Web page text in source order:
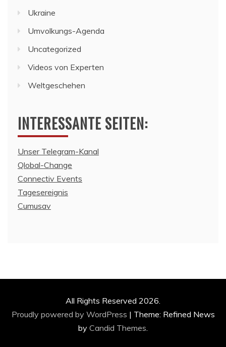
Ukraine
Umvolkungs-Agenda
Uncategorized
Videos von Experten
Weltgeschehen
INTERESSANTE SEITEN:
Unser Telegram-Kanal
Qlobal-Change
Connectiv Events
Tagesereignis
Cumusav
All Rights Reserved 2026.
Proudly powered by WordPress | Theme: Refined News
by Candid Themes